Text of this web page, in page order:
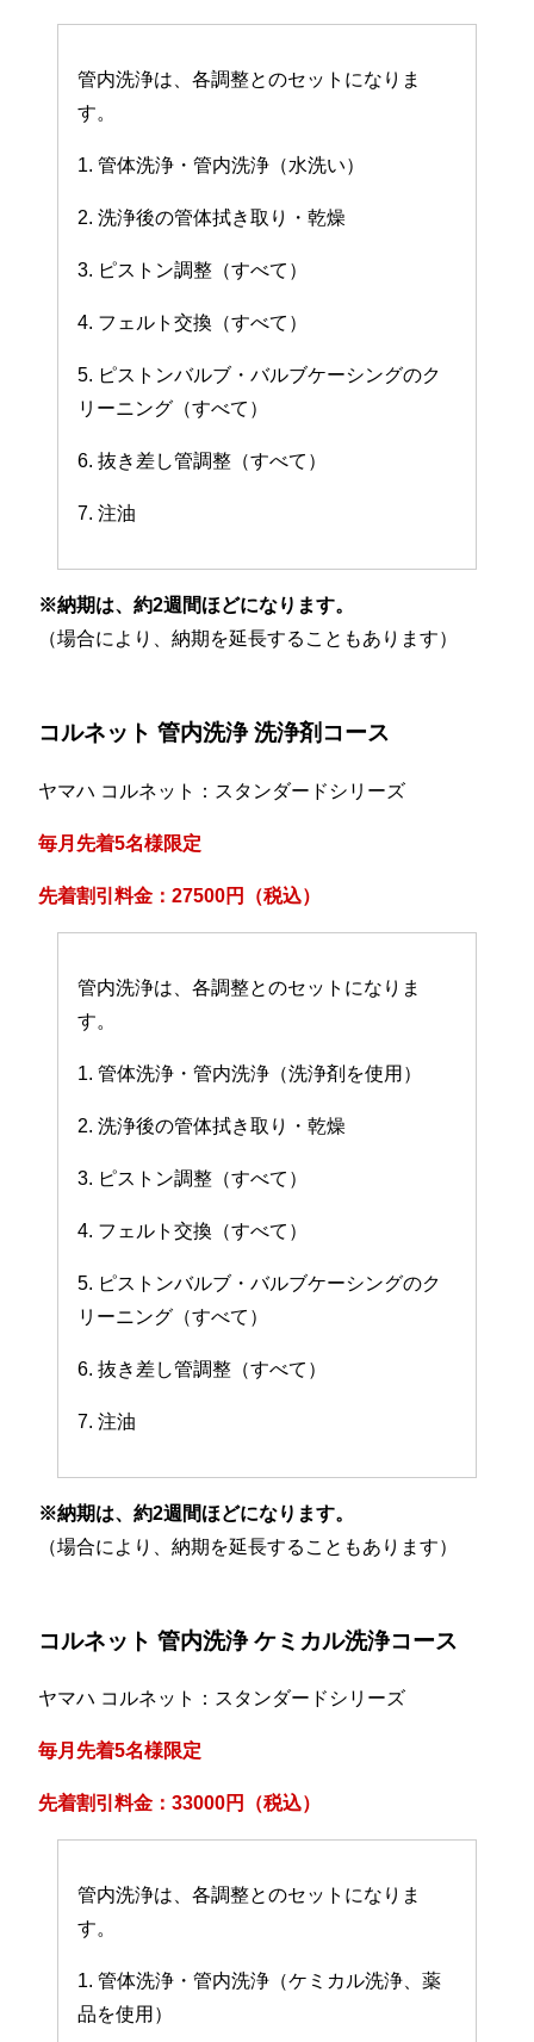
管内洗浄は、各調整とのセットになりま
す。
1. 管体洗浄・管内洗浄（水洗い）
2. 洗浄後の管体拭き取り・乾燥
3. ピストン調整（すべて）
4. フェルト交換（すべて）
5. ピストンバルブ・バルブケーシングのク
リーニング（すべて）
6. 抜き差し管調整（すべて）
7. 注油
※納期は、約2週間ほどになります。
（場合により、納期を延長することもあります）
コルネット 管内洗浄 洗浄剤コース
ヤマハ コルネット：スタンダードシリーズ
毎月先着5名様限定
先着割引料金：27500円（税込）
管内洗浄は、各調整とのセットになりま
す。
1. 管体洗浄・管内洗浄（洗浄剤を使用）
2. 洗浄後の管体拭き取り・乾燥
3. ピストン調整（すべて）
4. フェルト交換（すべて）
5. ピストンバルブ・バルブケーシングのク
リーニング（すべて）
6. 抜き差し管調整（すべて）
7. 注油
※納期は、約2週間ほどになります。
（場合により、納期を延長することもあります）
コルネット 管内洗浄 ケミカル洗浄コース
ヤマハ コルネット：スタンダードシリーズ
毎月先着5名様限定
先着割引料金：33000円（税込）
管内洗浄は、各調整とのセットになりま
す。
1. 管体洗浄・管内洗浄（ケミカル洗浄、薬
品を使用）